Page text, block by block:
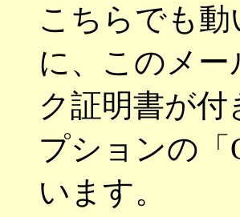
こちらでも
に、このメ
ク証明書が
プションの「
います。